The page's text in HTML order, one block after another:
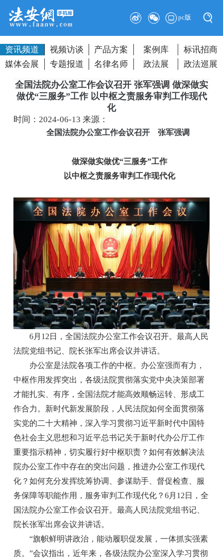
pc版
资讯频道 视频访谈 产品方案 案例库
标讯招商
媒体会展
专题报道 名律名师 政法展 政法巡展
全国法院办公室工作会议召开 张军强调 做深做实
做优“三服务”工作 以中枢之责服务审判工作现代
化
时间：2024-06-13来源：
全国法院办公室工作会议召开 张军强调
做深做实做优“三服务”工作
以中枢之责服务审判工作现代化
6月12日，全国法院办公室工作会议召开。最高人民
法院党组书记、院长张军出席会议并讲话。
办公室是法院各项工作的中枢。办公室强而有力，
中枢作用发挥突出，各级法院贯彻落实党中央决策部署
才能扎实、有序，全国法院才能高效顺畅运转、形成工
作合力。新时代新发展阶段，人民法院如何全面贯彻落
实党的二十大精神，深入学习贯彻习近平新时代中国特
色社会主义思想和习近平总书记关于新时代办公厅工作
重要指示精神，切实履行好中枢职责？如何有效解决法
院办公室工作中存在的突出问题，推进办公室工作现代
化？如何充分发挥统筹协调、参谋助手、督促检查、服
务保障等职能作用，服务审判工作现代化？6月12日，全
国法院办公室工作会议召开。最高人民法院党组书记、
院长张军出席会议并讲话。
“旗帜鲜明讲政治，能动履职促发展，一体抓实强素
质。”会议指出，近年来，各级法院办公室深入学习贯彻